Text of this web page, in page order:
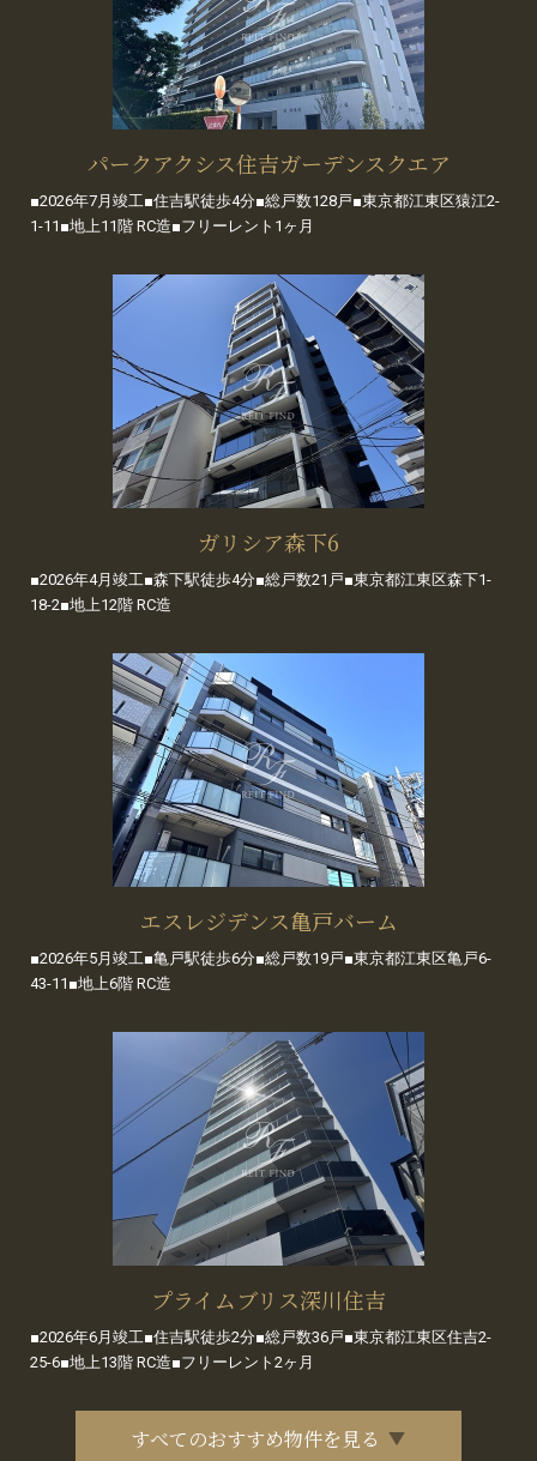
パークアクシス住吉ガーデンスクエア
■2026年7月竣工■住吉駅徒歩4分■総戸数128戸■東京都江東区猿江2-
1-11■地上11階 RC造■フリーレント1ヶ月
ガリシア森下6
■2026年4月竣工■森下駅徒歩4分■総戸数21戸■東京都江東区森下1-
18-2■地上12階 RC造
エスレジデンス亀戸バーム
■2026年5月竣工■亀戸駅徒歩6分■総戸数19戸■東京都江東区亀戸6-
43-11■地上6階 RC造
プライムブリス深川住吉
■2026年6月竣工■住吉駅徒歩2分■総戸数36戸■東京都江東区住吉2-
25-6■地上13階 RC造■フリーレント2ヶ月
すべてのおすすめ物件を見る